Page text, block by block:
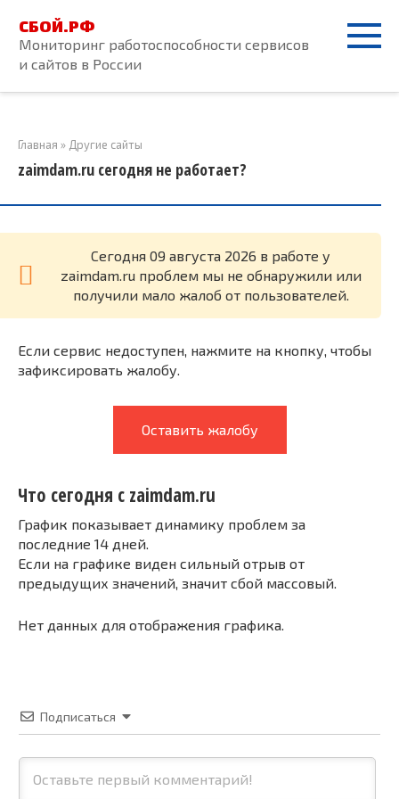
контенту
СБОЙ.РФ
Мониторинг работоспособности сервисов
и сайтов в России
Главная » Другие сайты
zaimdam.ru сегодня не работает?
Cегодня 09 августа 2026 в работе у
zaimdam.ru проблем мы не обнаружили или
получили мало жалоб от пользователей.
Если сервис недоступен, нажмите на кнопку, чтобы
зафиксировать жалобу.
Оставить жалобу
Что сегодня с zaimdam.ru
График показывает динамику проблем за
последние 14 дней.
Если на графике виден сильный отрыв от
предыдущих значений, значит сбой массовый.
Нет данных для отображения графика.
Подписаться